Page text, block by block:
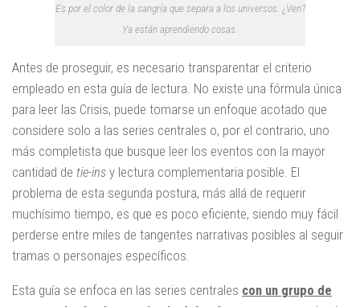
Es por el color de la sangría que separa a los universos. ¿Ven?
Ya están aprendiendo cosas.
Antes de proseguir, es necesario transparentar el criterio
empleado en esta guía de lectura. No existe una fórmula única
para leer las Crisis, puede tomarse un enfoque acotado que
considere solo a las series centrales o, por el contrario, uno
más completista que busque leer los eventos con la mayor
cantidad de tie-ins y lectura complementaria posible. El
problema de esta segunda postura, más allá de requerir
muchísimo tiempo, es que es poco eficiente, siendo muy fácil
perderse entre miles de tangentes narrativas posibles al seguir
tramas o personajes específicos.
Esta guía se enfoca en las series centrales con un grupo de